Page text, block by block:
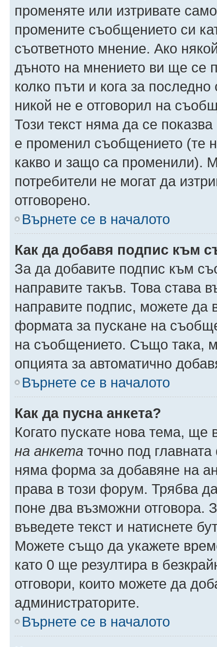
променяте или изтривате
промените съобщението си
съответното мнение. Ако
дъното на мнението ви ще се
колко пъти и кога за
никой не е отговорил на
Този текст няма да се
е променил съобщението (те
какво и защо са променили).
потребители не могат да
отговорено.
Върнете се в началото
Как да добавя подпис към
За да добавите подпис към
направите такъв. Това
направите подпис, можете да
формата за пускане на
на съобщението. Също така,
опцията за автоматично
Върнете се в началото
Как да пусна анкета?
Когато пускате нова тема,
на анкета точно под
няма форма за добавяне на
права в този форум. Трябва
поне два възможни отговора.
въведете текст и натиснете
Можете също да укажете
като 0 ще резултира в
отговори, които можете да
администраторите.
Върнете се в началото